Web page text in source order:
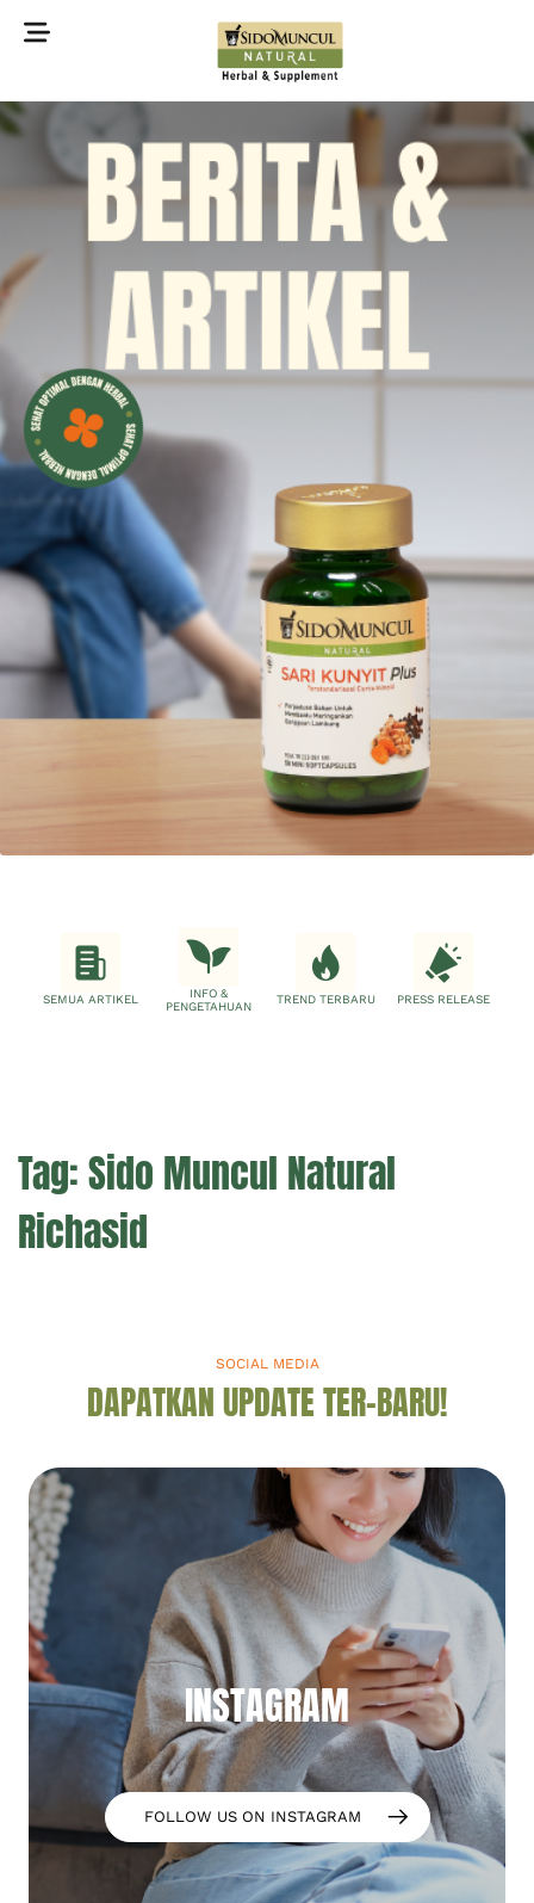
©2022 Sidomuncul Natural All right reserved
SEMUA ARTIKEL
INFO &
PENGETAHUAN
TREND TERBARU PRESS RELEASE
Tag:Sido Muncul Natural
Richasid
SOCIAL MEDIA
DAPATKAN UPDATE TER-BARU!
INSTAGRAM
FOLLOW US ON INSTAGRAM